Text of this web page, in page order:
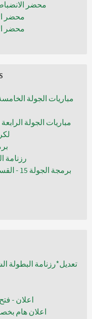
محضر الانضباط رقم 25 -
محضر
محضر
رزنامة
برمجة
اعلان -
اعلان هام